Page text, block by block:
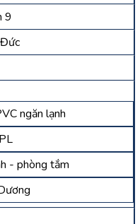
9
ngăn lạnh
- phòng tắm